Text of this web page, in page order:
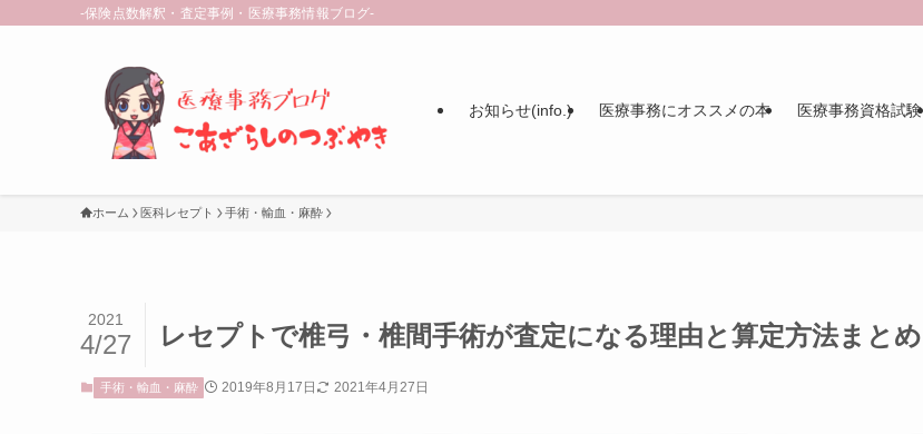
-保険点数解釈・査定事例・医療事務情報ブログ-
お知らせ(info.) 医療事務にオススメの本 医療事務資格試験
ホーム 医科レセプト 手術・輸血・麻酔
レセプトで椎弓・椎間手術が査定になる理由と算定方法まとめ
2021
4/27
手術・輸血・麻酔 2019年8月17日 2021年4月27日